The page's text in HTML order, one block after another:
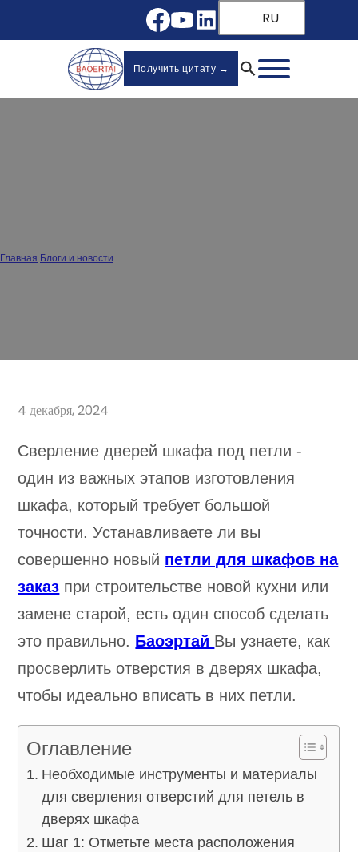
RU
Получить цитату →
Главная Блоги и новости
4 декабря, 2024
Сверление дверей шкафа под петли -
один из важных этапов изготовления
шкафа, который требует большой
точности. Устанавливаете ли вы
совершенно новый петли для шкафов на
заказ при строительстве новой кухни или
замене старой, есть один способ сделать
это правильно. Баоэртай Вы узнаете, как
просверлить отверстия в дверях шкафа,
чтобы идеально вписать в них петли.
Оглавление
Необходимые инструменты и материалы
для сверления отверстий для петель в
дверях шкафа
Шаг 1: Отметьте места расположения